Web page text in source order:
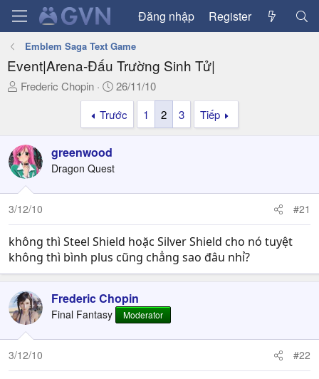
Đăng nhập Register
Emblem Saga Text Game
Event|Arena-Đấu Trường Sinh Tử|
T
a
d
s
t
a
e
r
Frederic Chopin
N
g
à
y
26/11/10
Trước
1 2 3 Tiếp
greenwood
Dragon Quest
3/12/10 #21
không thì Steel Shield hoặc Silver Shield cho nó tuyệt
không thì bình plus cũng chẳng sao đâu nhỉ?
Frederic Chopin
Final Fantasy Moderator
3/12/10 #22